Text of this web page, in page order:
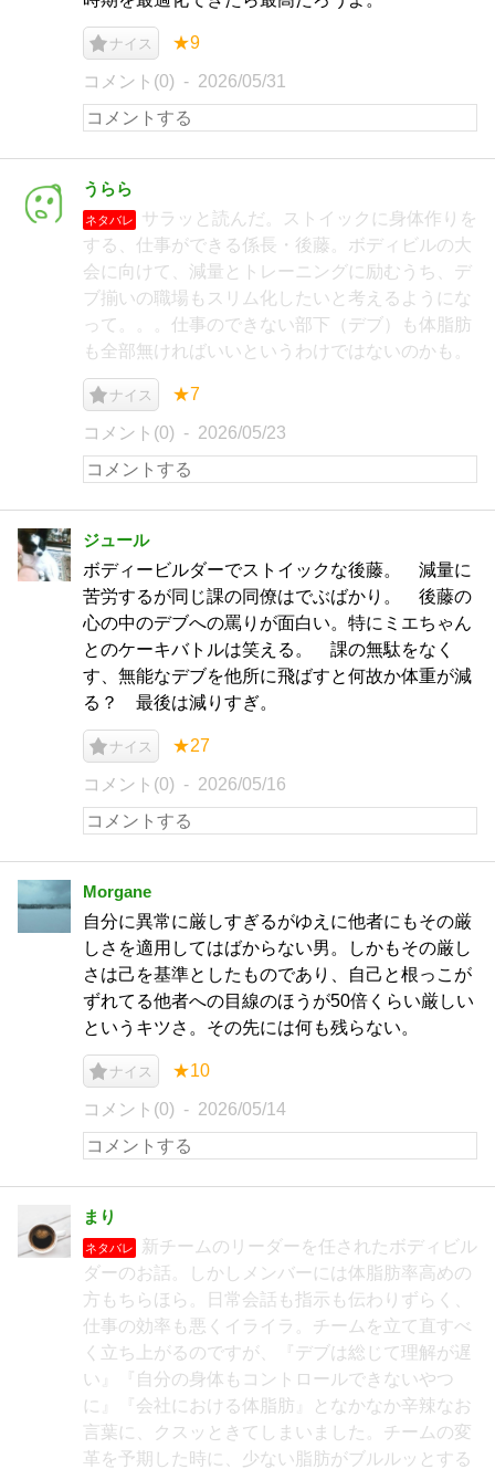
ナイス ★9
コメント(0) 2026/05/31
うらら
ネタバレ
サラッと読んだ。ストイックに身体作りを
する、仕事ができる係長・後藤。ボディビルの大
会に向けて、減量とトレーニングに励むうち、デ
ブ揃いの職場もスリム化したいと考えるようにな
って。。。仕事のできない部下（デブ）も体脂肪
も全部無ければいいというわけではないのかも。
ナイス ★7
コメント(0) 2026/05/23
ジュール
ボディービルダーでストイックな後藤。 減量に
苦労するが同じ課の同僚はでぶばかり。 後藤の
心の中のデブへの罵りが面白い。特にミエちゃん
とのケーキバトルは笑える。 課の無駄をなく
す、無能なデブを他所に飛ばすと何故か体重が減
る？ 最後は減りすぎ。
ナイス ★27
コメント(0) 2026/05/16
Morgane
自分に異常に厳しすぎるがゆえに他者にもその厳
しさを適用してはばからない男。しかもその厳し
さは己を基準としたものであり、自己と根っこが
ずれてる他者への目線のほうが50倍くらい厳しい
というキツさ。その先には何も残らない。
ナイス ★10
コメント(0) 2026/05/14
まり
ネタバレ
新チームのリーダーを任されたボディビル
ダーのお話。しかしメンバーには体脂肪率高めの
方もちらほら。日常会話も指示も伝わりずらく、
仕事の効率も悪くイライラ。チームを立て直すべ
く立ち上がるのですが、『デブは総じて理解が遅
い』『自分の身体もコントロールできないやつ
に』『会社における体脂肪』となかなか辛辣なお
言葉に、クスッときてしまいました。チームの変
革を予期した時に、少ない脂肪がブルルッとする